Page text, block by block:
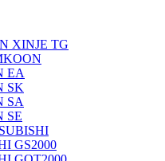
XINJE TG
EA
SK
SA
SE
GS2000